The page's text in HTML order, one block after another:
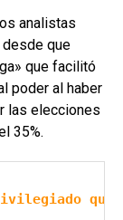
analistas
que
que facilitó
poder al haber
las elecciones
35%.
que